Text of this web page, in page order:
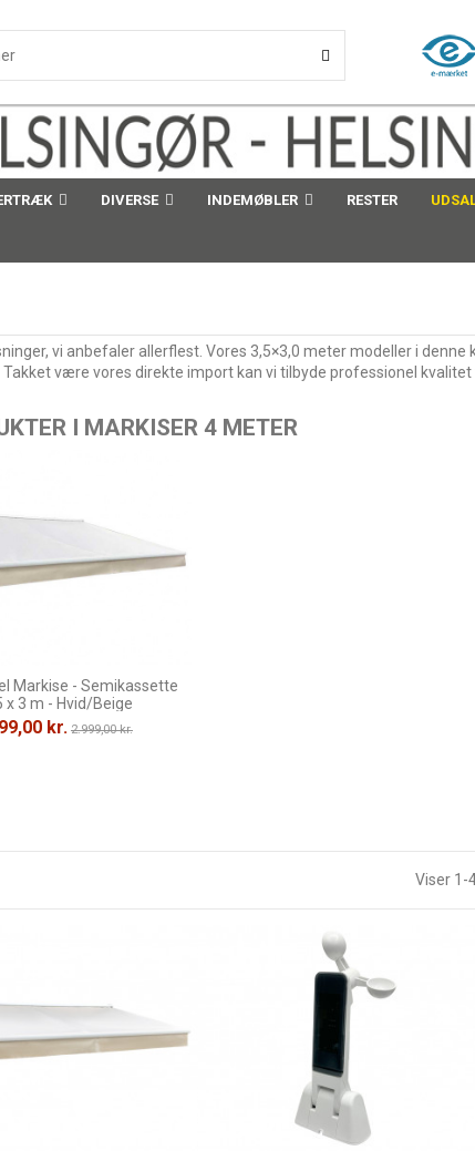
DIVERSE INDEMØBLER RESTER
vi anbefaler allerflest. Vores 3,5×3,0 meter modeller i denne
være vores direkte import kan vi tilbyde professionel kvalitet
I MARKISER 4 METER
Markise - Semikassette
x 3 m - Hvid/Beige
kr. 2.999,00 kr.
Viser 1-